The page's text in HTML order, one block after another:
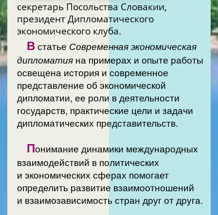
секретарь Посольства Словакии,
президент Дипломатического
экономического клуба.
Встатье Современная экономическая
дипломатия на примерах и опыте работы
освещена история и современное
представление об экономической
дипломатии, ее роли в деятельности
государств, практические цели и задачи
дипломатических представительств.
Понимание динамики международных
взаимодействий в политических
и экономических сферах помогает
определить развитие взаимоотношений
и взаимозависимость стран друг от друга.